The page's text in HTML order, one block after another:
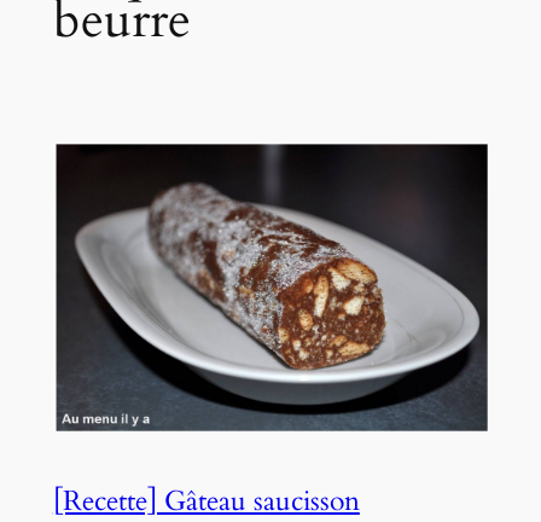
beurre
[Recette] Gâteau saucisson